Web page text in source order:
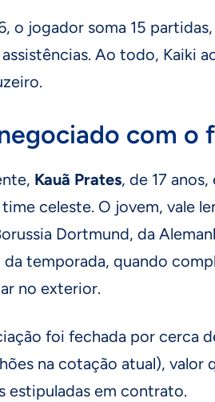
o jogador soma 15
Ao todo, Kaiki
com o
Kauã Prates, de 17
celeste. O jovem, vale
Dortmund, da
da temporada, quando
no exterior.
foi fechada por cerca
na cotação atual), valor
estipuladas em contrato.